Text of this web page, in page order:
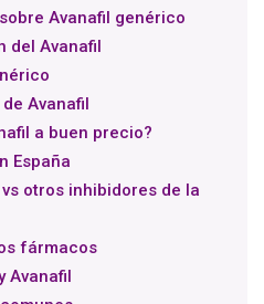
Avanafil genérico
del Avanafil
Avanafil
a buen precio?
España
otros inhibidores de la
fármacos
Avanafil